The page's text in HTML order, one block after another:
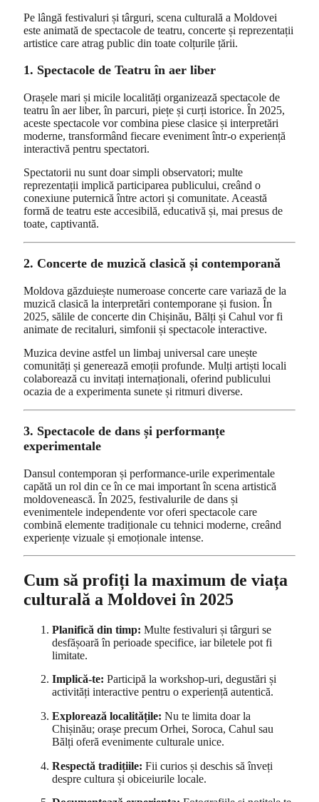
Pe lângă festivaluri și târguri, scena culturală a Moldovei
este animată de spectacole de teatru, concerte și reprezentații
artistice care atrag public din toate colțurile țării.
1. Spectacole de Teatru în aer liber
Orașele mari și micile localități organizează spectacole de
teatru în aer liber, în parcuri, piețe și curți istorice. În 2025,
aceste spectacole vor combina piese clasice și interpretări
moderne, transformând fiecare eveniment într-o experiență
interactivă pentru spectatori.
Spectatorii nu sunt doar simpli observatori; multe
reprezentații implică participarea publicului, creând o
conexiune puternică între actori și comunitate. Această
formă de teatru este accesibilă, educativă și, mai presus de
toate, captivantă.
2. Concerte de muzică clasică și contemporană
Moldova găzduiește numeroase concerte care variază de la
muzică clasică la interpretări contemporane și fusion. În
2025, sălile de concerte din Chișinău, Bălți și Cahul vor fi
animate de recitaluri, simfonii și spectacole interactive.
Muzica devine astfel un limbaj universal care unește
comunități și generează emoții profunde. Mulți artiști locali
colaborează cu invitați internaționali, oferind publicului
ocazia de a experimenta sunete și ritmuri diverse.
3. Spectacole de dans și performanțe
experimentale
Dansul contemporan și performance-urile experimentale
capătă un rol din ce în ce mai important în scena artistică
moldovenească. În 2025, festivalurile de dans și
evenimentele independente vor oferi spectacole care
combină elemente tradiționale cu tehnici moderne, creând
experiențe vizuale și emoționale intense.
Cum să profiți la maximum de viața
culturală a Moldovei în 2025
Planifică din timp: Multe festivaluri și târguri se
desfășoară în perioade specifice, iar biletele pot fi
limitate.
Implică-te: Participă la workshop-uri, degustări și
activități interactive pentru o experiență autentică.
Explorează localitățile: Nu te limita doar la
Chișinău; orașe precum Orhei, Soroca, Cahul sau
Bălți oferă evenimente culturale unice.
Respectă tradițiile: Fii curios și deschis să înveți
despre cultura și obiceiurile locale.